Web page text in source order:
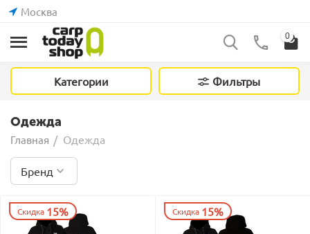
Москва
0
Категории Фильтры
Одежда
Главная / Одежда
Бренд
Скидка 15% Скидка 15%